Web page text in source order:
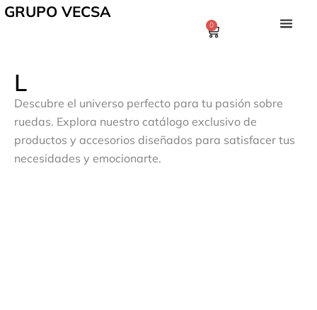
GRUPO VECSA
0
L
Descubre el universo perfecto para tu pasión sobre
ruedas. Explora nuestro catálogo exclusivo de
productos y accesorios diseñados para satisfacer tus
necesidades y emocionarte.